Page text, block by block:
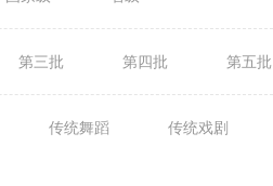
第三批 第四批 第五批
传统舞蹈 传统戏剧